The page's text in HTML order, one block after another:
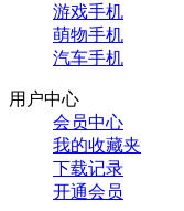
游戏手机
萌物手机
汽车手机
用户中心
会员中心
我的收藏夹
下载记录
开通会员